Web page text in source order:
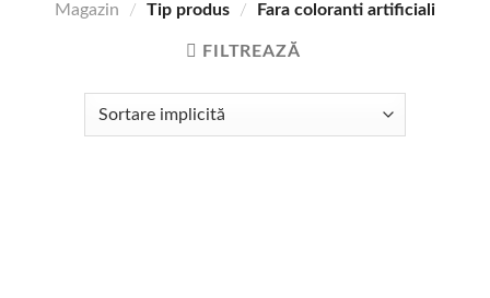
Magazin / Tip produs / Fara coloranti artificiali
FILTREAZĂ